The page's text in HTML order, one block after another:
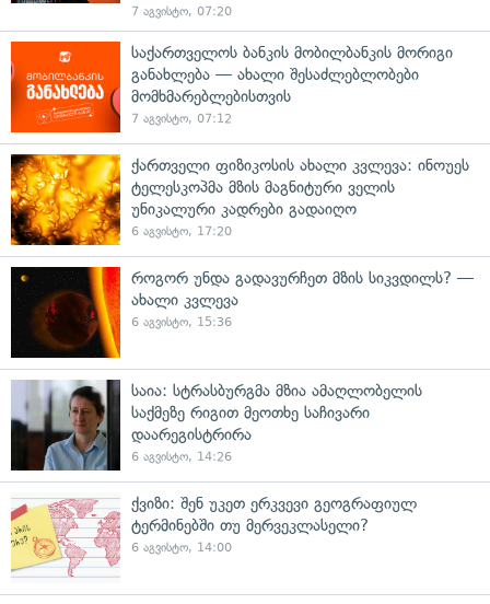
7 აგვისტო, 07:20
საქართველოს ბანკის მობილბანკის მორიგი
განახლება — ახალი შესაძლებლობები
მომხმარებლებისთვის
7 აგვისტო, 07:12
ქართველი ფიზიკოსის ახალი კვლევა: ინოუეს
ტელესკოპმა მზის მაგნიტური ველის
უნიკალური კადრები გადაიღო
6 აგვისტო, 17:20
როგორ უნდა გადავურჩეთ მზის სიკვდილს? —
ახალი კვლევა
6 აგვისტო, 15:36
საია: სტრასბურგმა მზია ამაღლობელის
საქმეზე რიგით მეოთხე საჩივარი
დაარეგისტრირა
6 აგვისტო, 14:26
ქვიზი: შენ უკეთ ერკვევი გეოგრაფიულ
ტერმინებში თუ მერვეკლასელი?
6 აგვისტო, 14:00